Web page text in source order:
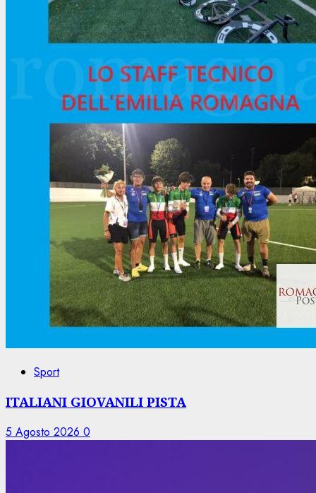
Sport
ITALIANI GIOVANILI PISTA
5 Agosto 2026 0